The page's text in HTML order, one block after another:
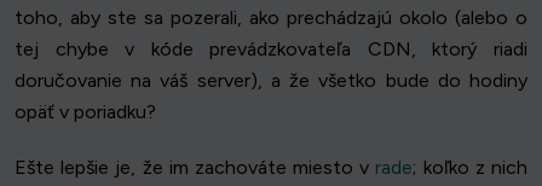
toho, aby ste sa pozerali, ako prechádzajú okolo (alebo o
tej chybe v kóde prevádzkovateľa CDN, ktorý riadi
doručovanie na váš server), a že všetko bude do hodiny
opäť v poriadku?
Ešte lepšie je, že im zachováte miesto v rade; koľko z nich